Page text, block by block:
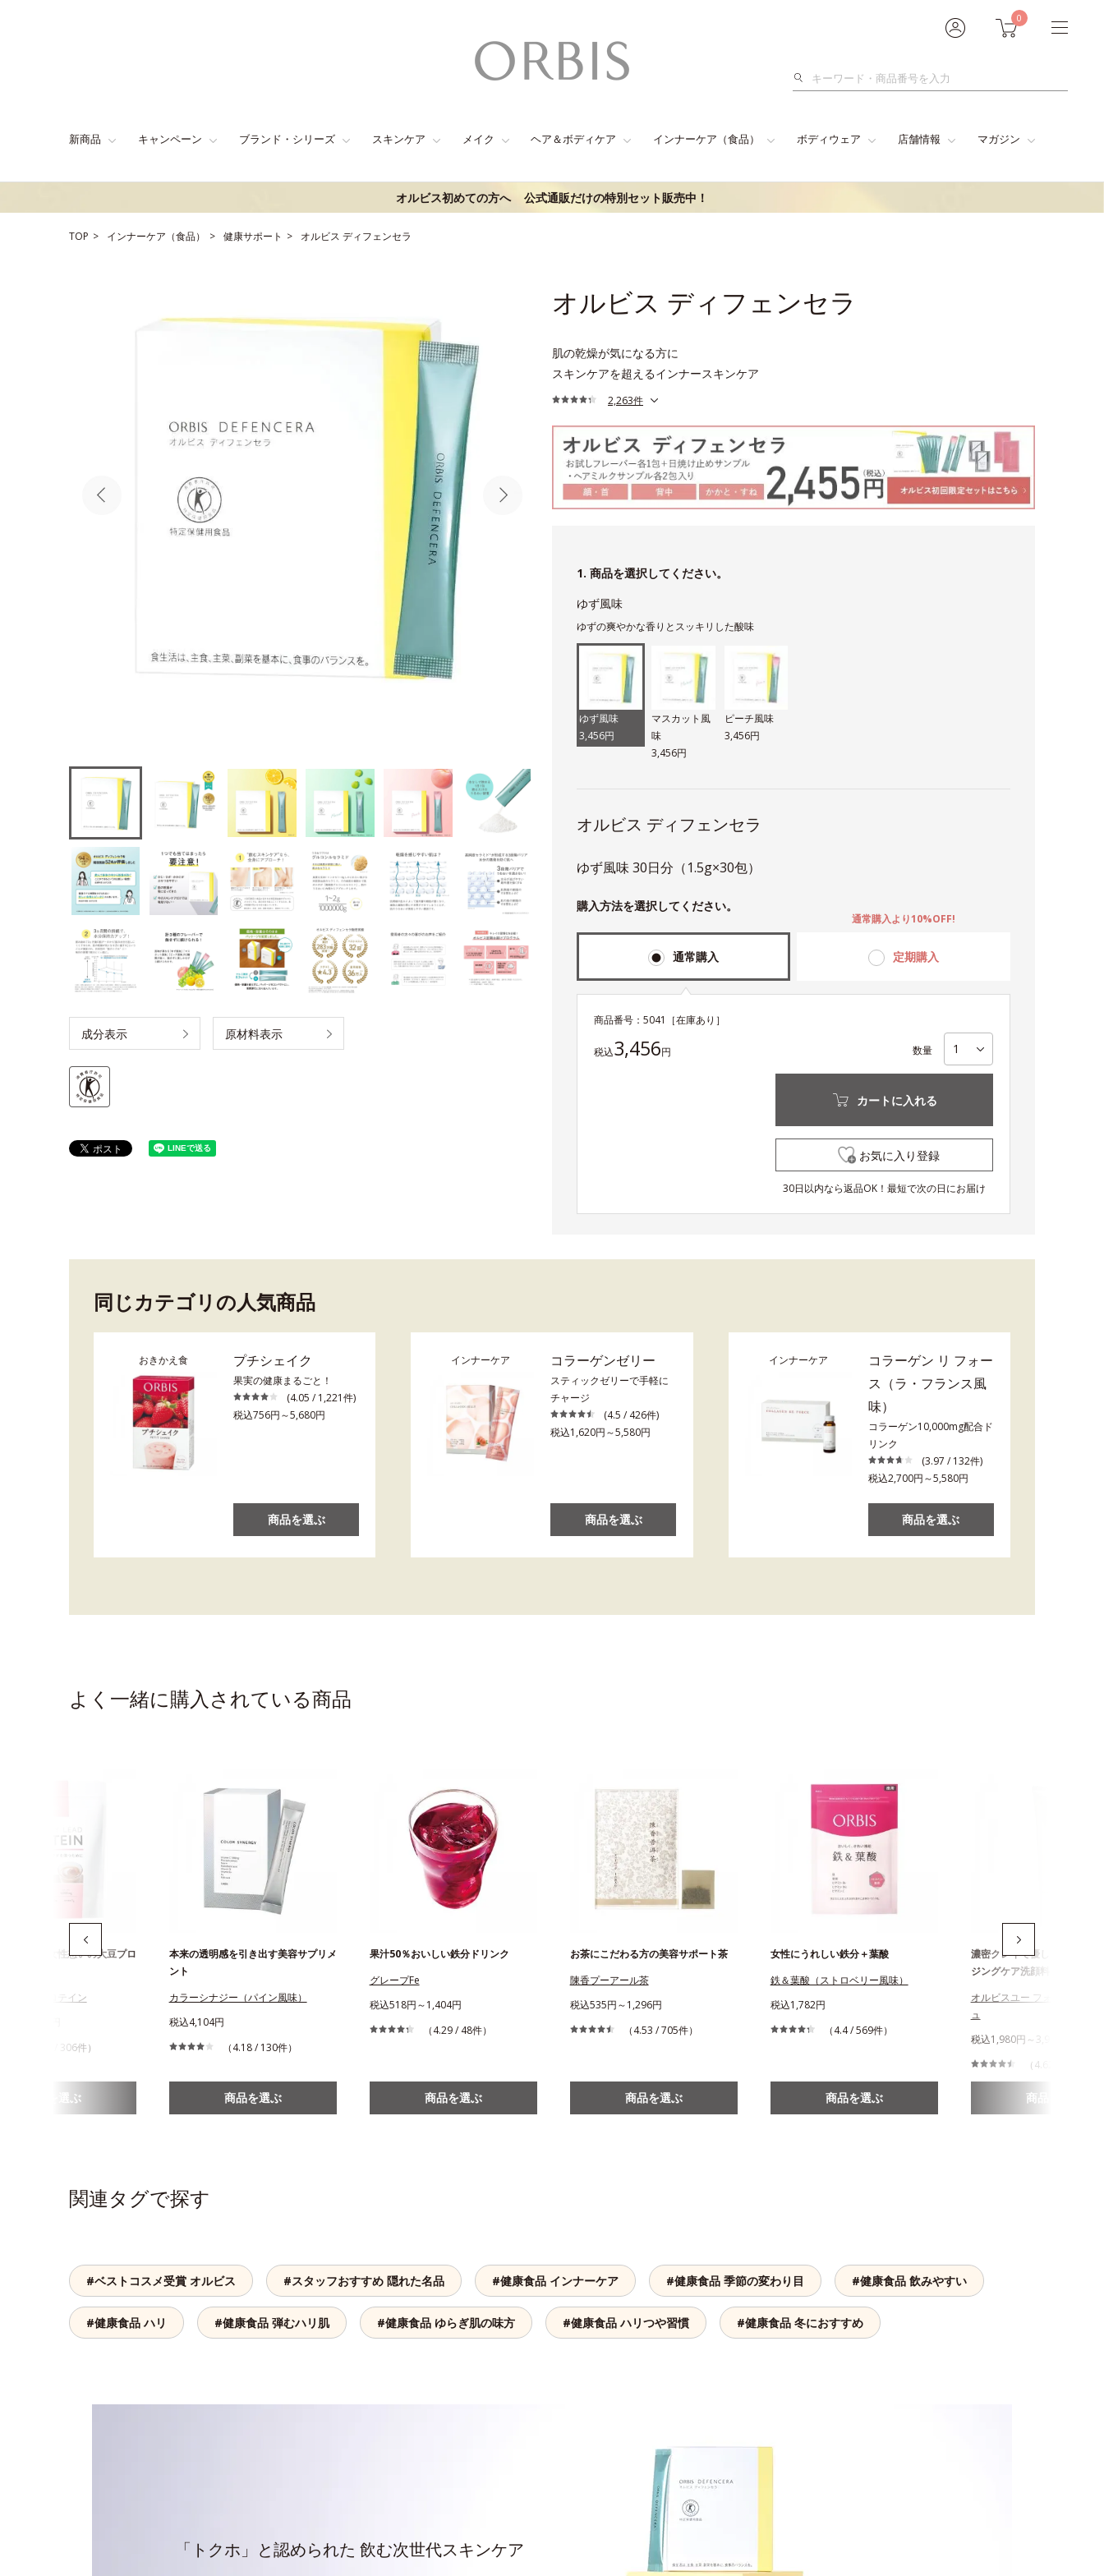
0
検
新商品 キャンペーン ブランド・シリーズ スキンケア メイク ヘア＆ボディケア インナーケア（食品） ボディウェア 店舗情報 マガジン
オルビス初めての方へ 公式通販だけの特別セット販売中！
TOP インナーケア（食品） 健康サポート オルビス ディフェンセラ
オルビス ディフェンセラ
肌の乾燥が気になる方に
スキンケアを超えるインナースキンケア
2,263件
成分表示 原材料表示
1. 商品を選択してください。
ゆず風味
ゆずの爽やかな香りとスッキリした酸味
ゆず風味
3,456円
マスカット風
味
3,456円
ピーチ風味
3,456円
オルビス ディフェンセラ
ゆず風味 30日分（1.5g×30包）
購入方法を選択してください。
通常購入 定期購入
通常購入より10%OFF!
商品番号： 5041 ［在庫あり］
税込3,456円 数量
カートに入れる
お気に入り登録
30日以内なら返品OK！最短で次の日にお届け
同じカテゴリの人気商品
おきかえ食 プチシェイク
果実の健康まるごと！
(4.05 / 1,221件)
税込756円～5,680円
商品を選ぶ
インナーケア コラーゲンゼリー
スティックゼリーで手軽に
チャージ
(4.5 / 426件)
税込1,620円～5,580円
商品を選ぶ
インナーケア
コラーゲン リ フォー
ス（ラ・フランス風
味）
コラーゲン10,000mg配合ド
リンク
(3.97 / 132件)
税込2,700円～5,580円
商品を選ぶ
よく一緒に購入されている商品
味登場！女性想いの大豆プロ
リードプロテイン
（4.14 / 306件）
商品を選ぶ
本来の透明感を引き出す美容サプリメ
ント
カラーシナジー（パイン風味）
税込4,104円
（4.18 / 130件）
商品を選ぶ
果汁50％おいしい鉄分ドリンク
グレープFe
税込518円～1,404円
（4.29 / 48件）
商品を選ぶ
お茶にこだわる方の美容サポート茶
陳香プーアール茶
税込535円～1,296円
（4.53 / 705件）
商品を選ぶ
女性にうれしい鉄分＋葉酸
鉄＆葉酸（ストロベリー風味）
税込1,782円
（4.4 / 569件）
商品を選ぶ
濃密クレイで優しくオフする
ジングケア洗顔料
オルビスユー フォーミング
ュ
税込1,980円～3,980円
（4.62 / 309件）
商品を選ぶ
関連タグで探す
#ベストコスメ受賞 オルビス #スタッフおすすめ 隠れた名品 #健康食品 インナーケア #健康食品 季節の変わり目 #健康食品 飲みやすい
#健康食品 ハリ #健康食品 弾むハリ肌 #健康食品 ゆらぎ肌の味方 #健康食品 ハリつや習慣 #健康食品 冬におすすめ
「トクホ」と認められた 飲む次世代スキンケア